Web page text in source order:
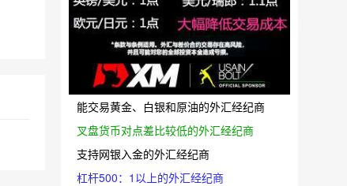
能交易黄金、白银和原油的外汇经纪商
叉盘货币对点差比较低的外汇经纪商
支持网银入金的外汇经纪商
杠杆500：1以上的外汇经纪商